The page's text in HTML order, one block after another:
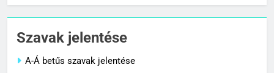
Cigánykerék jelentése
C BETŰS SZAVAK JELENTÉSE
Szavak jelentése
A-Á betűs szavak jelentése